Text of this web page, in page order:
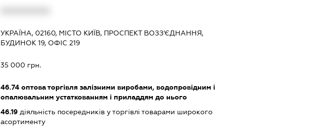
УКРАЇНА, 02160, МІСТО КИЇВ, ПРОСПЕКТ ВОЗЗ'ЄДНАННЯ,
БУДИНОК 19, ОФІС 219
35 000 грн.
46.74оптова торгівля залізними виробами, водопровідним і
опалювальним устаткованням і приладдям до нього
46.19діяльність посередників у торгівлі товарами широкого
асортименту